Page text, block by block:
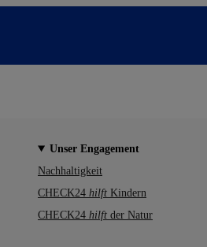
Unser Engagement
Nachhaltigkeit
CHECK24 hilft Kindern
CHECK24 hilft der Natur